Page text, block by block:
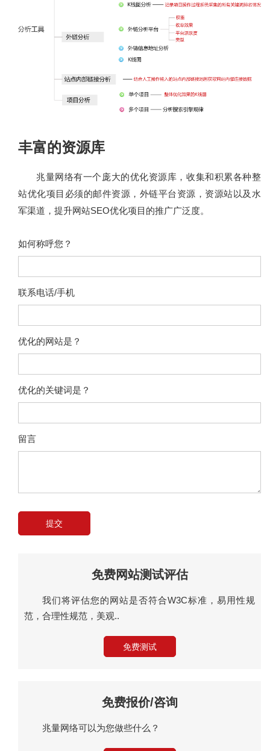
丰富的资源库
兆量网络有一个庞大的优化资源库，收集和积累各种整
站优化项目必须的邮件资源，外链平台资源，资源站以及水
军渠道，提升网站SEO优化项目的推广广泛度。
如何称呼您？
联系电话/手机
优化的网站是？
优化的关键词是？
留言
提交
免费网站测试评估
我们将评估您的网站是否符合W3C标准，易用性规
范，合理性规范，美观..
免费测试
免费报价/咨询
兆量网络可以为您做些什么？